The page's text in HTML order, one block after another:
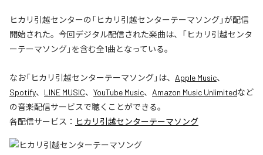
ヒカリ引越センターの「ヒカリ引越センターテーマソング」が配信
開始された。今回デジタル配信された楽曲は、「ヒカリ引越センタ
ーテーマソング」を含む全1曲となっている。
なお「ヒカリ引越センターテーマソング」は、 Apple Music、
Spotify、 LINE MUSIC、 YouTube Music、 Amazon Music Unlimitedなど
の音楽配信サービスで聴くことができる。
各配信サービス： ヒカリ引越センターテーマソング